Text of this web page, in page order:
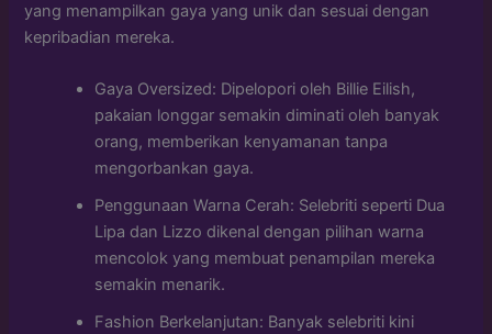
yang menampilkan gaya yang unik dan sesuai dengan
kepribadian mereka.
Gaya Oversized: Dipelopori oleh Billie Eilish,
pakaian longgar semakin diminati oleh banyak
orang, memberikan kenyamanan tanpa
mengorbankan gaya.
Penggunaan Warna Cerah: Selebriti seperti Dua
Lipa dan Lizzo dikenal dengan pilihan warna
mencolok yang membuat penampilan mereka
semakin menarik.
Fashion Berkelanjutan: Banyak selebriti kini